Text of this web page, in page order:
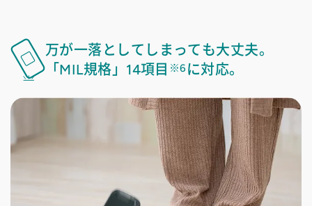
万が一落としてしまっても大丈夫。
「MIL規格」14項目 ※6 に対応。